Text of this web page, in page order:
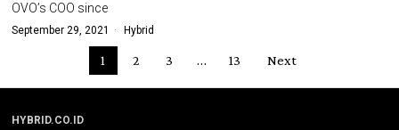
OVO’s COO since
September 29, 2021 Hybrid
1 2 3 … 13 Next
HYBRID.CO.ID